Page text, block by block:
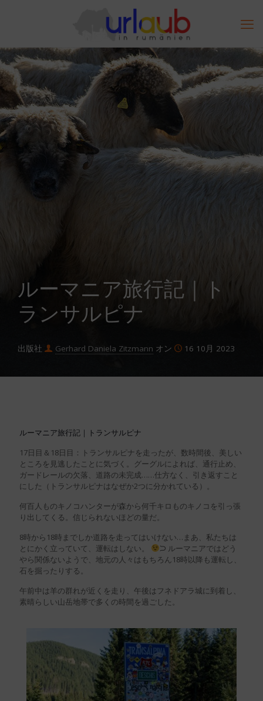
ルーマニア旅行記｜ト
ランサルピナ
出版社 Gerhard Daniela Zitzmann オン 16 10月 2023
ルーマニア旅行記｜トランサルピナ
17日目＆18日目：トランサルピナを走ったが、数時間後、美しい
ところを見逃したことに気づく。グーグルによれば、通行止め、
ガードレールの欠落、道路の未完成……仕方なく、引き返すこと
にした（トランサルピナはなぜか2つに分かれている）。
何百人ものキノコハンターが森から何千キロものキノコを引っ張
り出してくる。信じられないほどの量だ。
8時から18時までしか道路を走ってはいけない…まあ、私たちは
とにかく立っていて、運転はしない。
ᙂ ルーマニアではどう
やら関係ないようで、地元の人々はもちろん18時以降も運転し、
石を掘ったりする。
午前中は羊の群れが近くを走り、午後はフネドアラ城に到着し、
素晴らしい山岳地帯で多くの時間を過ごした。